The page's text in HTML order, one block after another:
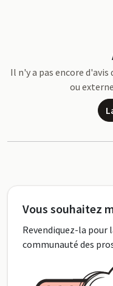
Il n'y a pas encore
ou
Vous souhaitez
Revendiquez-la pour
communauté des